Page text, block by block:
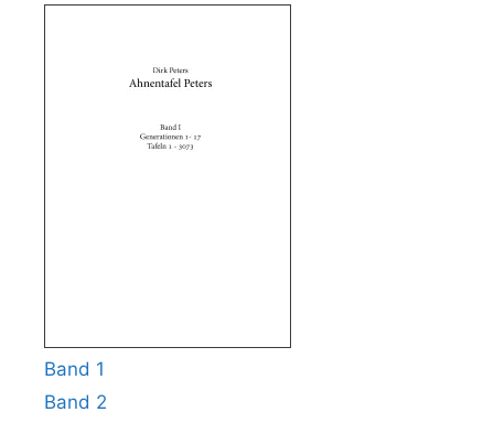
Band 1
Band 2